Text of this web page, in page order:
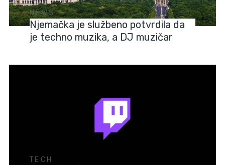
NEWS
Njemačka je službeno potvrdila da
je techno muzika, a DJ muzičar
TECH